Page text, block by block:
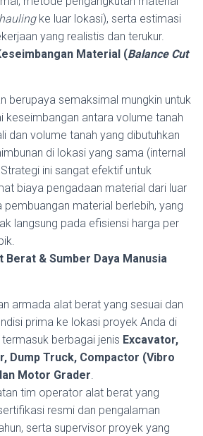
haulingke luar lokasi), serta estimasi
yang realistis dan terukur.
Material (Balance Cut
berupaya semaksimal mungkin untuk
keseimbangan antara volume tanah
dan volume tanah yang dibutuhkan
di lokasi yang sama (internal
ini sangat efektif untuk
biaya pengadaan material dari luar
pembuangan material berlebih, yang
langsung pada efisiensi harga per
Berat & Sumber Daya Manusia
armada alat berat yang sesuai dan
prima ke lokasi proyek Anda di
termasuk berbagai jenis Excavator,
Dump Truck, Compactor (Vibro
Motor Grader.
tim operator alat berat yang
resmi dan pengalaman
serta supervisor proyek yang